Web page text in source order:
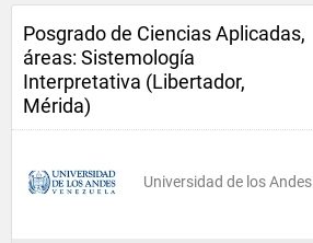
Posgrado de Ciencias Aplicadas,
áreas: Sistemología
Interpretativa (Libertador,
Mérida)
Universidad de los Andes